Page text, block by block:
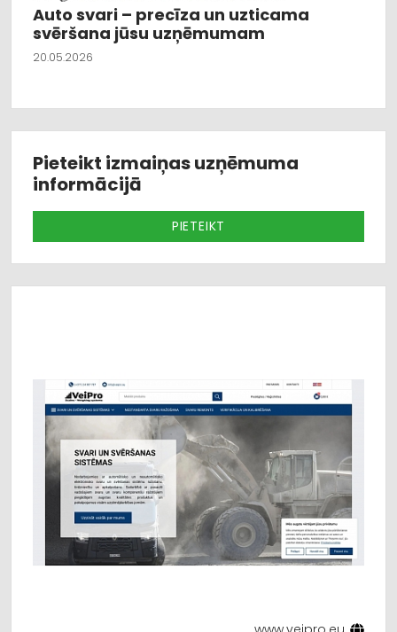
Auto svari – precīza un uzticama
svēršana jūsu uzņēmumam
20.05.2026
Pieteikt izmaiņas uzņēmuma
informācijā
PIETEIKT